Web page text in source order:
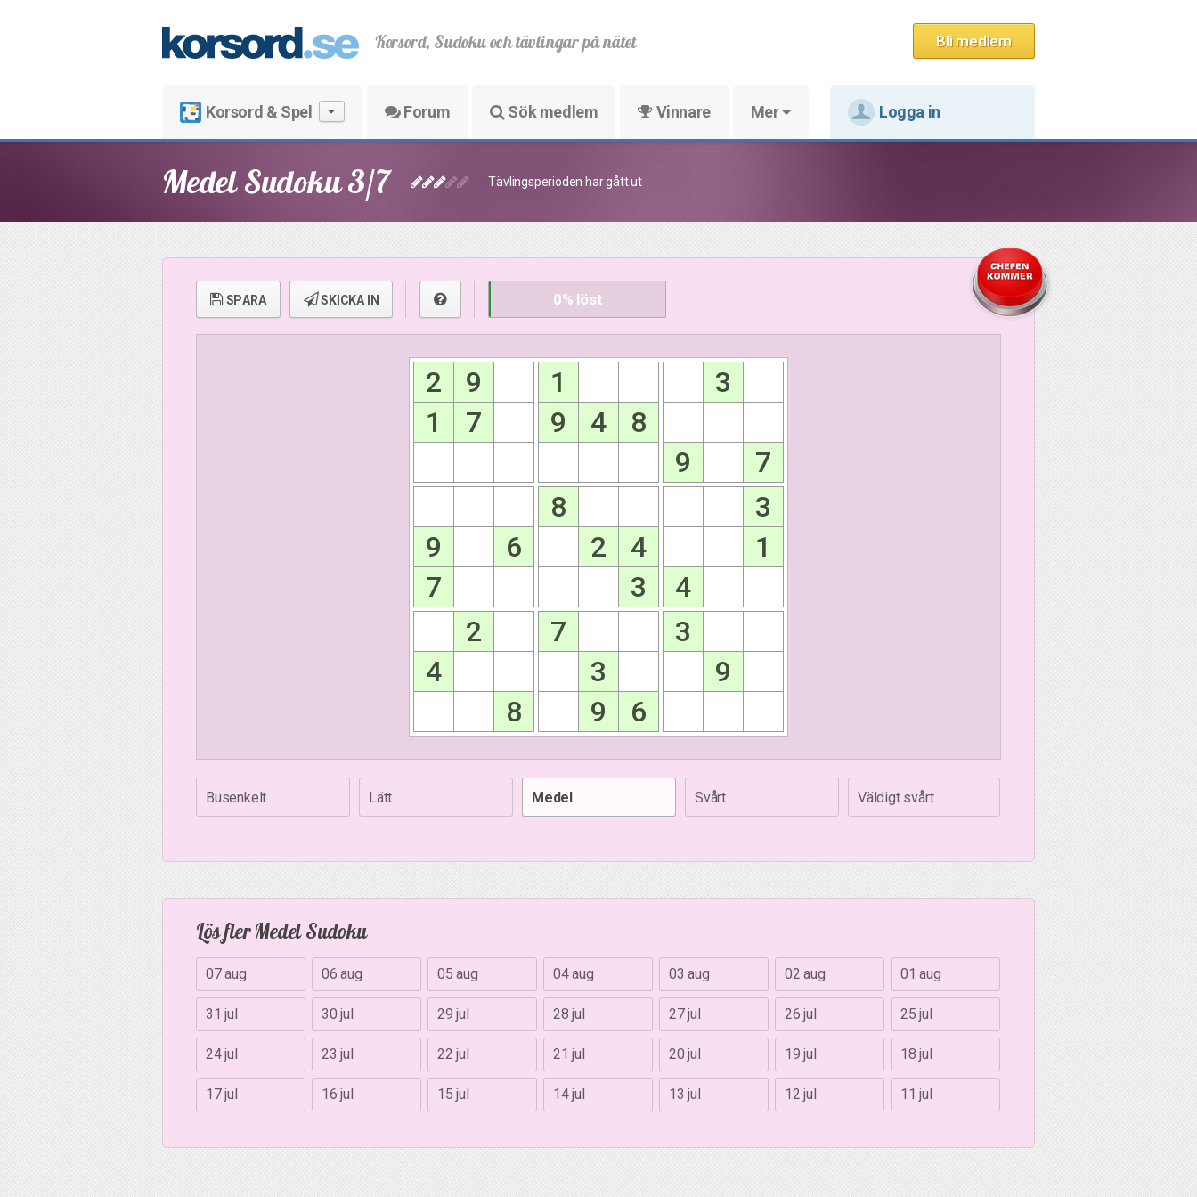
Bli medlem
Korsord, Sudoku och tävlingar på nätet
Korsord & Spel Forum Sök medlem Vinnare Mer Logga in
Medel Sudoku 3/7 Tävlingsperioden har gått ut
SPARA SKICKA IN 0% löst
2 9 1
3
1
7 9 4
8
9
7
8
3
9
6 2 4
1
7
3
4
2
7
3
4
3
9
8
9 6
Busenkelt Lätt Medel Svårt Väldigt svårt
Lös fler Medel Sudoku
07 aug 06 aug 05 aug 04 aug 03 aug 02 aug 01 aug
31 jul 30 jul 29 jul 28 jul 27 jul 26 jul 25 jul
24 jul 23 jul 22 jul 21 jul 20 jul 19 jul 18 jul
17 jul 16 jul 15 jul 14 jul 13 jul 12 jul 11 jul